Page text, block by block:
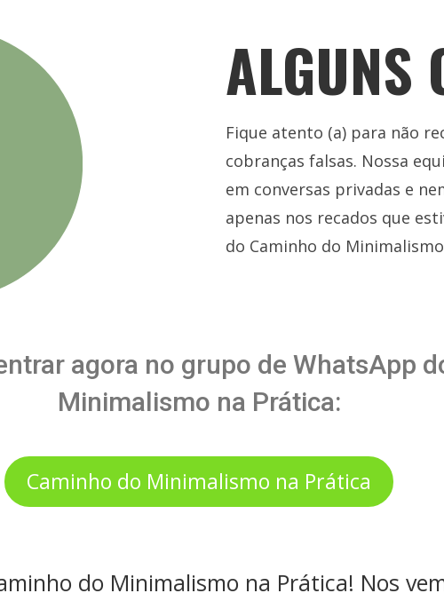
ALGUNS
Fique atento (a) para não
cobranças falsas. Nossa
em conversas privadas e
apenas nos recados que
do Caminho do
agora no grupo de WhatsApp
Minimalismo na Prática:
Caminho do Minimalismo na Prática
do Minimalismo na Prática! Nos